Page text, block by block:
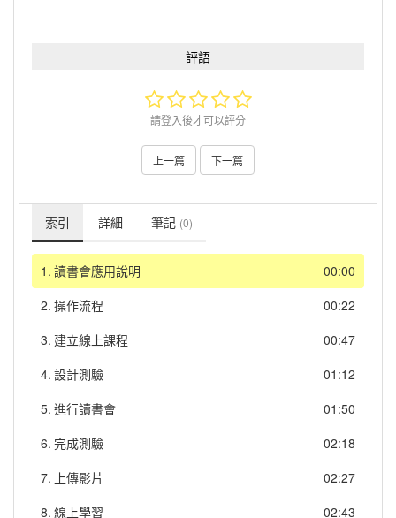
評語
請登入後才可以評分
上一篇 下一篇
索引 詳細 筆記 (0)
00:00
1. 讀書會應用說明
00:22
2. 操作流程
00:47
3. 建立線上課程
01:12
4. 設計測驗
01:50
5. 進行讀書會
02:18
6. 完成測驗
02:27
7. 上傳影片
02:43
8. 線上學習